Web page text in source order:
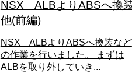
NSX ALBよりABSへ換
他(前編)
NSX ALBよりABSへ換装など
の作業を行いました。 まずは
ALBを取り外していき...